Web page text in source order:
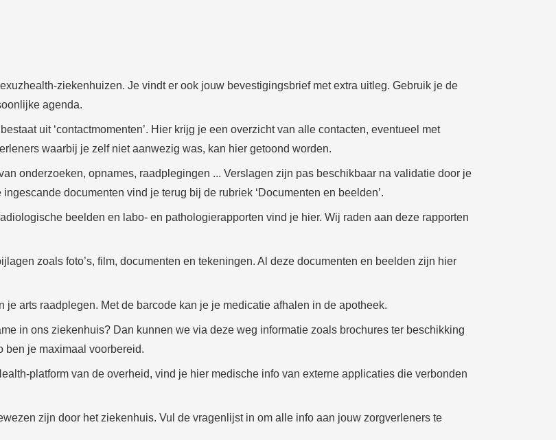
ziekenhuizen. Je vindt er ook jouw bevestigingsbrief met extra uitleg. Gebruik je de
agenda.
uit ‘contactmomenten’. Hier krijg je een overzicht van alle contacten, eventueel met
waarbij je zelf niet aanwezig was, kan hier getoond worden.
onderzoeken, opnames, raadplegingen ... Verslagen zijn pas beschikbaar na validatie door je
documenten vind je terug bij de rubriek ‘Documenten en beelden’.
beelden en labo- en pathologierapporten vind je hier. Wij raden aan deze rapporten
zoals foto’s, film, documenten en tekeningen. Al deze documenten en beelden zijn hier
je arts raadplegen. Met de barcode kan je je medicatie afhalen in de apotheek.
in ons ziekenhuis? Dan kunnen we via deze weg informatie zoals brochures ter beschikking
ben je maximaal voorbereid.
platform van de overheid, vind je hier medische info van externe applicaties die verbonden
zijn door het ziekenhuis. Vul de vragenlijst in om alle info aan jouw zorgverleners te